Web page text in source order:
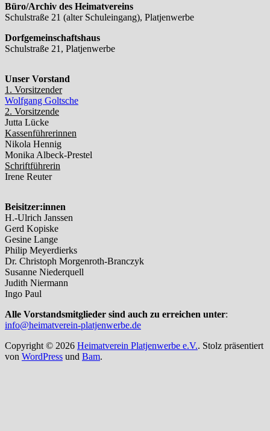
Büro/Archiv des Heimatvereins
Schulstraße 21 (alter Schuleingang), Platjenwerbe
Dorfgemeinschaftshaus
Schulstraße 21, Platjenwerbe
Unser Vorstand
1. Vorsitzender
Wolfgang Goltsche
2. Vorsitzende
Jutta Lücke
Kassenführerinnen
Nikola Hennig
Monika Albeck-Prestel
Schriftführerin
Irene Reuter
Beisitzer:innen
H.-Ulrich Janssen
Gerd Kopiske
Gesine Lange
Philip Meyerdierks
Dr. Christoph Morgenroth-Branczyk
Susanne Niederquell
Judith Niermann
Ingo Paul
Alle Vorstandsmitglieder sind auch zu erreichen unter:
info@heimatverein-platjenwerbe.de
Copyright © 2026 Heimatverein Platjenwerbe e.V.. Stolz präsentiert
von WordPress und Bam.